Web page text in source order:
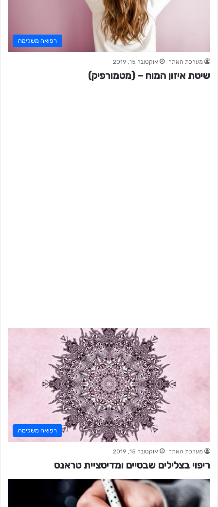
רפואה משלימה
מערכת האתר אוקטובר 15, 2019
שיטת איזון המוח – (מטמורפיק)
רפואה משלימה
מערכת האתר אוקטובר 15, 2019
ריפוי בצלילים שבטיים ומדיטציית טראנס